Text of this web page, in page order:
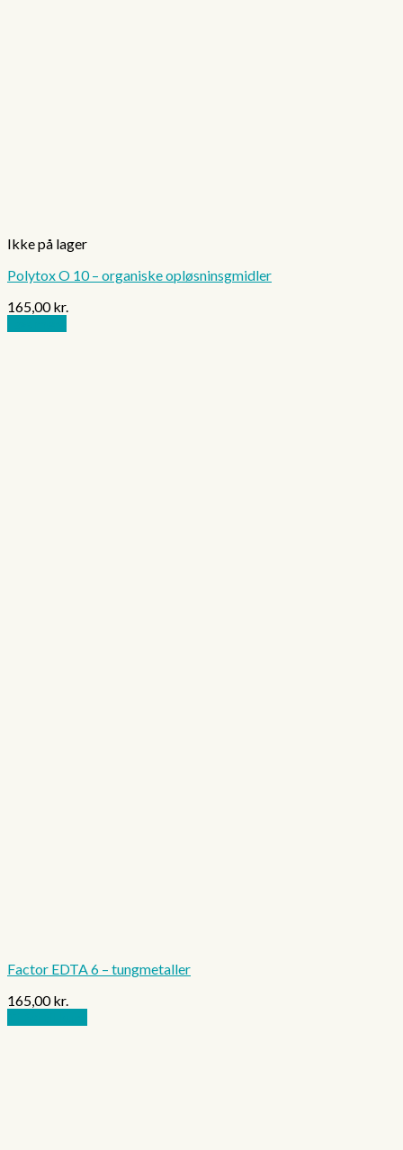
Ikke på lager
Polytox O 10 – organiske opløsninsgmidler
165,00kr.
Factor EDTA 6 – tungmetaller
165,00kr.